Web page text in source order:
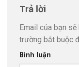
Trả lời
Email của bạn
trường bắt buộc
Bình luận